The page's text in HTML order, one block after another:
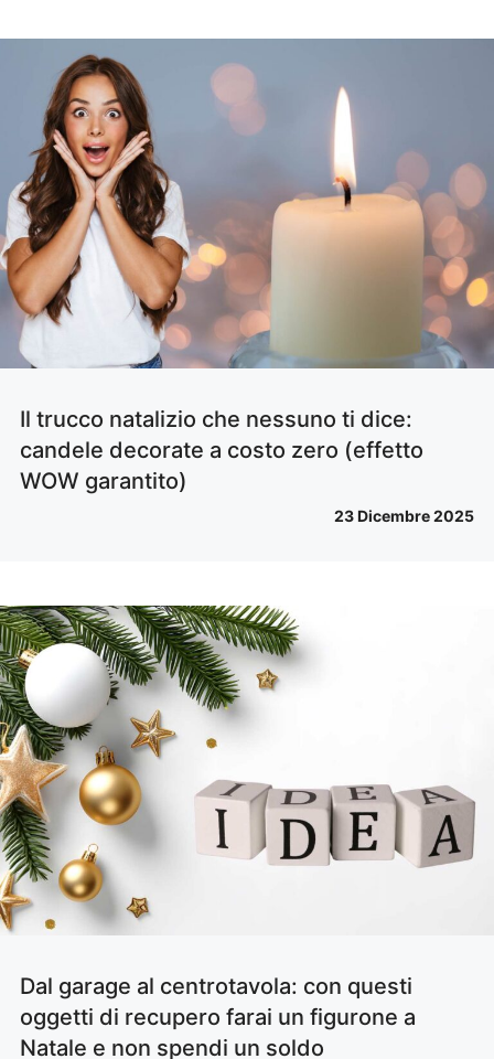
Il trucco natalizio che nessuno ti dice:
candele decorate a costo zero (effetto
WOW garantito)
23 Dicembre 2025
Dal garage al centrotavola: con questi
oggetti di recupero farai un figurone a
Natale e non spendi un soldo